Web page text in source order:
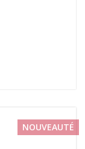
NOUVEAUTÉ